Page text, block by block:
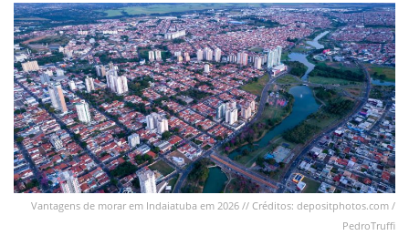
Vantagens de morar em Indaiatuba em 2026 // Créditos: depositphotos.com /
PedroTruffi